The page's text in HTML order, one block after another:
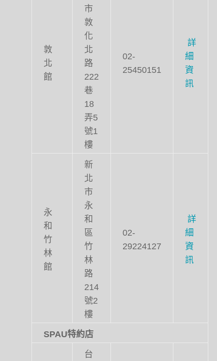
敦
北
館
市
敦
化
北
路
222
巷
18
弄5
號1
樓
02-
25450151
詳
細
資
訊
永
和
竹
林
館
新
北
市
永
和
區
竹
林
路
214
號2
樓
02-
29224127
詳
細
資
訊
SPAU特約店
台